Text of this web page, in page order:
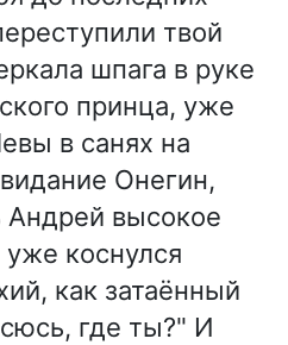
твой
шпага в руке
принца, уже
в санях на
Онегин,
Андрей высокое
коснулся
как затаённый
где ты?" И